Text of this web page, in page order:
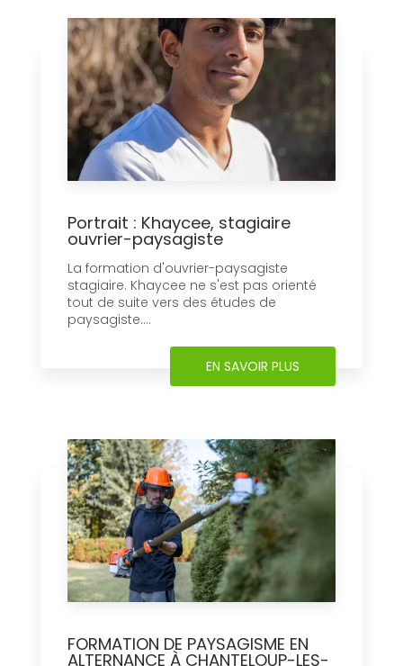
Portrait : Khaycee, stagiaire
ouvrier-paysagiste
La formation d'ouvrier-paysagiste
stagiaire. Khaycee ne s'est pas orienté
tout de suite vers des études de
paysagiste....
EN SAVOIR PLUS
FORMATION DE PAYSAGISME EN
ALTERNANCE À CHANTELOUP-LES-